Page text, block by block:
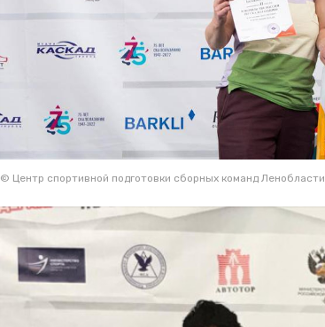
© Центр спортивной подготовки сборных команд Ленобласти